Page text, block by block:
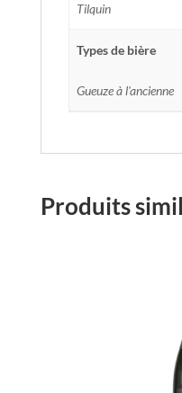
Tilquin
Types de bière
Gueuze à l'ancienne
Produits